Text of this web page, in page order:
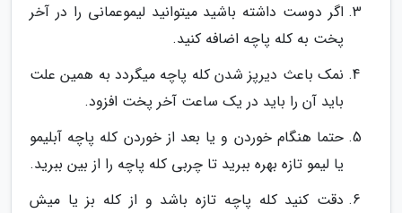
اگر دوست داشته باشید میتوانید لیموعمانی را در آخر
پخت به کله پاچه اضافه کنید.
نمک باعث دیرپز شدن کله پاچه میگردد به همین علت
باید آن را باید در یک ساعت آخر پخت افزود.
حتما هنگام خوردن و یا بعد از خوردن کله پاچه آبلیمو
یا لیمو تازه بهره ببرید تا چربی کله پاچه را از بین ببرید.
دقت کنید کله پاچه تازه باشد و از کله بز یا میش